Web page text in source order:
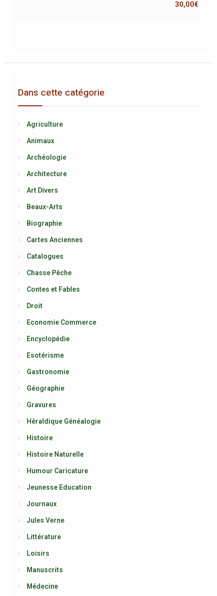
30,00€
Dans cette catégorie
Agriculture
Animaux
Archéologie
Architecture
Art Divers
Beaux-Arts
Biographie
Cartes Anciennes
Catalogues
Chasse Pêche
Contes et Fables
Droit
Economie Commerce
Encyclopédie
Esotérisme
Gastronomie
Géographie
Gravures
Héraldique Généalogie
Histoire
Histoire Naturelle
Humour Caricature
Jeunesse Education
Journaux
Jules Verne
Littérature
Loisirs
Manuscrits
Médecine